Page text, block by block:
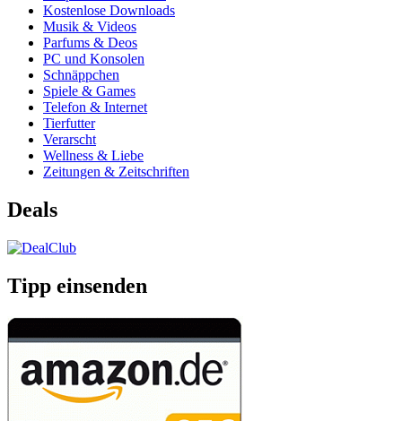
Kostenlose Downloads
Musik & Videos
Parfums & Deos
PC und Konsolen
Schnäppchen
Spiele & Games
Telefon & Internet
Tierfutter
Verarscht
Wellness & Liebe
Zeitungen & Zeitschriften
Deals
Tipp einsenden